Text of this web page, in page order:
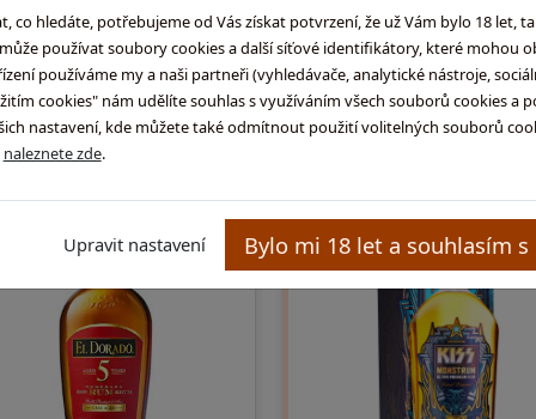
co hledáte, potřebujeme od Vás získat potvrzení, že už Vám bylo 18 let,
používat soubory cookies a další síťové identifikátory, které mohou
používáme my a naši partneři (vyhledávače, analytické nástroje,
cookies" nám udělíte souhlas s využíváním všech souborů cookies a
nastavení, kde můžete také odmítnout použití volitelných souborů
naleznete zde.
Upravit nastavení Bylo mi 18 let a souhlasím
Do košíku
skladem na prodejně
kakaa a kysané sme …
3 129,- Do
externí sklad (3 -